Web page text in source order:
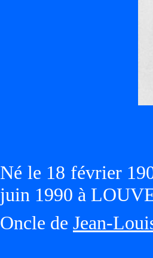
Né le 18 février
juin 1990 à
Oncle de Jean-